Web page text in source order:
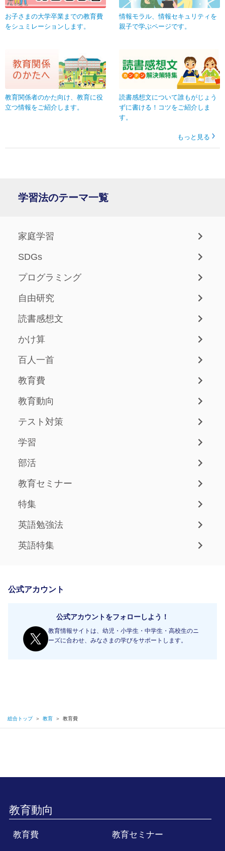
お子さまの大学卒業までの教育費
をシュミレーションします。
情報モラル、情報セキュリティを
親子で学ぶページです。
教育関係者のかた向け、教育に役
立つ情報をご紹介します。
読書感想文について誰もがじょう
ずに書ける！コツをご紹介しま
す。
もっと見る
学習法のテーマ一覧
家庭学習
SDGs
プログラミング
自由研究
読書感想文
かけ算
百人一首
教育費
教育動向
テスト対策
学習
部活
教育セミナー
特集
英語勉強法
英語特集
公式アカウント
公式アカウントをフォローしよう！
教育情報サイトは、幼児・小学生・中学生・高校生のニ
ーズに合わせ、みなさまの学びをサポートします。
総合トップ ＞ 教育 ＞ 教育費
教育動向
教育費 教育セミナー